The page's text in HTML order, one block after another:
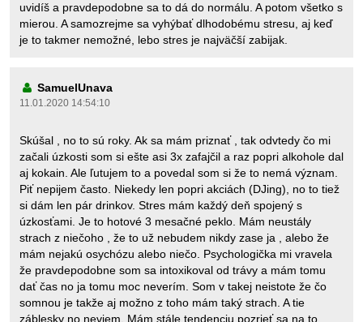
uvidíš a pravdepodobne sa to dá do normálu. A potom všetko s
mierou. A samozrejme sa vyhýbať dlhodobému stresu, aj keď
je to takmer nemožné, lebo stres je najväčší zabijak.
SamuelUnava
11.01.2020 14:54:10
Skúšal , no to sú roky. Ak sa mám priznať , tak odvtedy čo mi
začali úzkosti som si ešte asi 3x zafajčil a raz popri alkohole dal
aj kokain. Ale ľutujem to a povedal som si že to nemá význam.
Piť nepijem často. Niekedy len popri akciách (DJing), no to tiež
si dám len pár drinkov. Stres mám každý deň spojený s
úzkosťami. Je to hotové 3 mesačné peklo. Mám neustály
strach z niečoho , že to už nebudem nikdy zase ja , alebo že
mám nejakú osychózu alebo niečo. Psychologička mi vravela
že pravdepodobne som sa intoxikoval od trávy a mám tomu
dať čas no ja tomu moc neverím. Som v takej neistote že čo
somnou je takže aj možno z toho mám taký strach. A tie
záblesky no neviem. Mám stále tendenciu pozrieť sa na to